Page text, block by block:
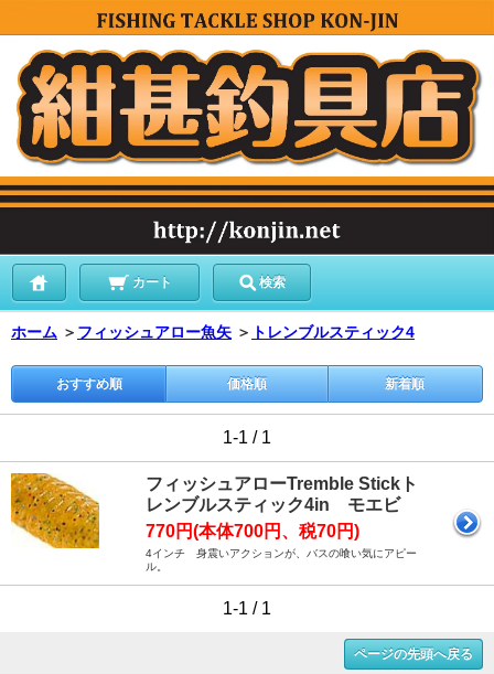
カート 検索
ホーム ＞ フィッシュアロー魚矢 ＞ トレンブルスティック4
おすすめ順 価格順 新着順
1-1 / 1
フィッシュアローTremble Stickト
レンブルスティック4in モエビ
770円(本体700円、税70円)
4インチ 身震いアクションが、バスの喰い気にアピー
ル。
1-1 / 1
ページの先頭へ戻る